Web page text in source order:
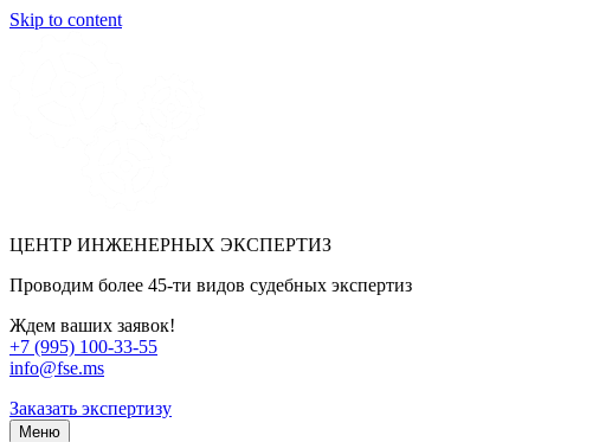
Skip to content
ЦЕНТР ИНЖЕНЕРНЫХ ЭКСПЕРТИЗ
Проводим более 45-ти видов судебных экспертиз
Ждем ваших заявок!
+7 (995) 100-33-55
info@fse.ms
Заказать экспертизу
Меню